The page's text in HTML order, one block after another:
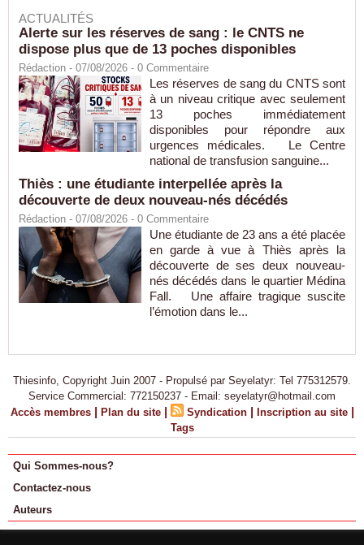
ACTUALITÉS
Alerte sur les réserves de sang : le CNTS ne
dispose plus que de 13 poches disponibles
Rédaction - 07/08/2026 - 0 Commentaire
Les réserves de sang du CNTS sont
à un niveau critique avec seulement
13 poches immédiatement
disponibles pour répondre aux
urgences médicales. Le Centre
national de transfusion sanguine...
Thiès : une étudiante interpellée après la
découverte de deux nouveau-nés décédés
Rédaction - 07/08/2026 - 0 Commentaire
Une étudiante de 23 ans a été placée
en garde à vue à Thiès après la
découverte de ses deux nouveau-
nés décédés dans le quartier Médina
Fall. Une affaire tragique suscite
l’émotion dans le...
Thiesinfo, Copyright Juin 2007 - Propulsé par Seyelatyr: Tel 775312579.
Service Commercial: 772150237 - Email: seyelatyr@hotmail.com
Accès membres | Plan du site | Syndication | Inscription au site |
Tags
Qui Sommes-nous?
Contactez-nous
Auteurs